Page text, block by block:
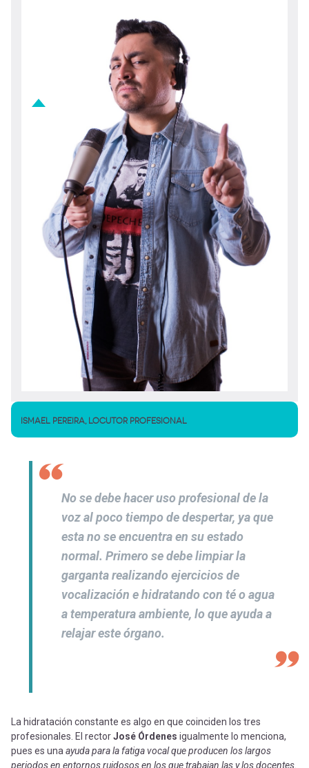
ISMAEL PEREIRA, LOCUTOR PROFESIONAL
No se debe hacer uso profesional de la
voz al poco tiempo de despertar, ya que
esta no se encuentra en su estado
normal. Primero se debe limpiar la
garganta realizando ejercicios de
vocalización e hidratando con té o agua
a temperatura ambiente, lo que ayuda a
relajar este órgano.
La hidratación constante es algo en que coinciden los tres
profesionales. El rectorJosé Órdenes igualmente lo menciona,
pues es una ayuda para la fatiga vocal que producen los largos
periodos en entornos ruidosos en los que trabajan las y los docentes